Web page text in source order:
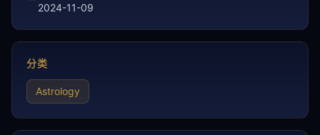
2024-11-09
分类
Astrology